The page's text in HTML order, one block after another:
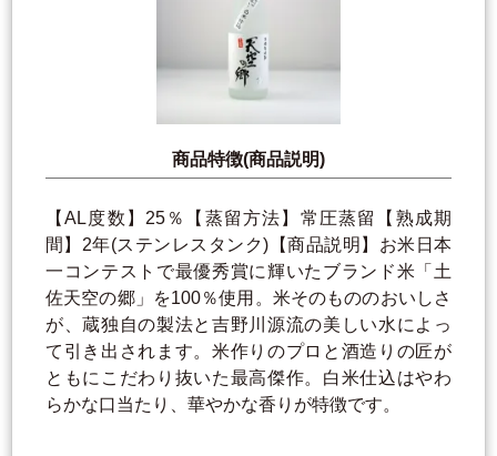
商品特徴(商品説明)
【AL度数】25％【蒸留方法】常圧蒸留【熟成期
間】2年(ステンレスタンク)【商品説明】お米日本
一コンテストで最優秀賞に輝いたブランド米「土
佐天空の郷」を100％使用。米そのもののおいしさ
が、蔵独自の製法と吉野川源流の美しい水によっ
て引き出されます。米作りのプロと酒造りの匠が
ともにこだわり抜いた最高傑作。白米仕込はやわ
らかな口当たり、華やかな香りが特徴です。